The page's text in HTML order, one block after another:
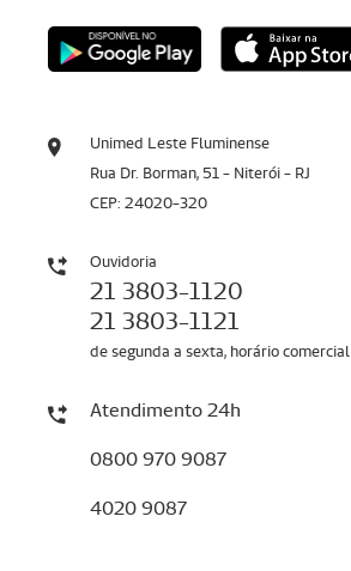
Unimed Leste Fluminense
Rua Dr. Borman, 51 - Niterói - RJ
CEP: 24020-320
Ouvidoria
21 3803-1120
21 3803-1121
de segunda a sexta, horário comercial
Atendimento 24h
0800 970 9087
4020 9087